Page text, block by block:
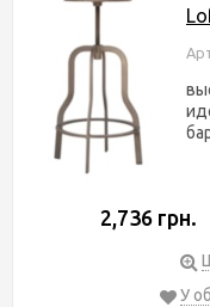
2,736 грн.
У